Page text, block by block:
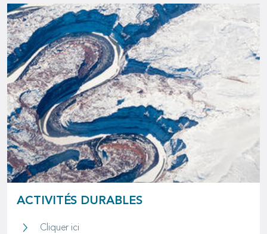
ACTIVITÉS DURABLES
Cliquer iciActivités durables